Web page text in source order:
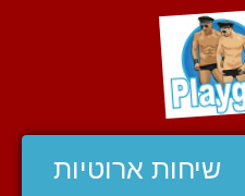
שיחות ארוטיות